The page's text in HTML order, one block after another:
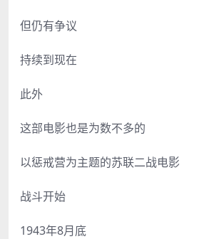
但仍有争议
持续到现在
此外
这部电影也是为数不多的
以惩戒营为主题的苏联二战电影
战斗开始
1943年8月底